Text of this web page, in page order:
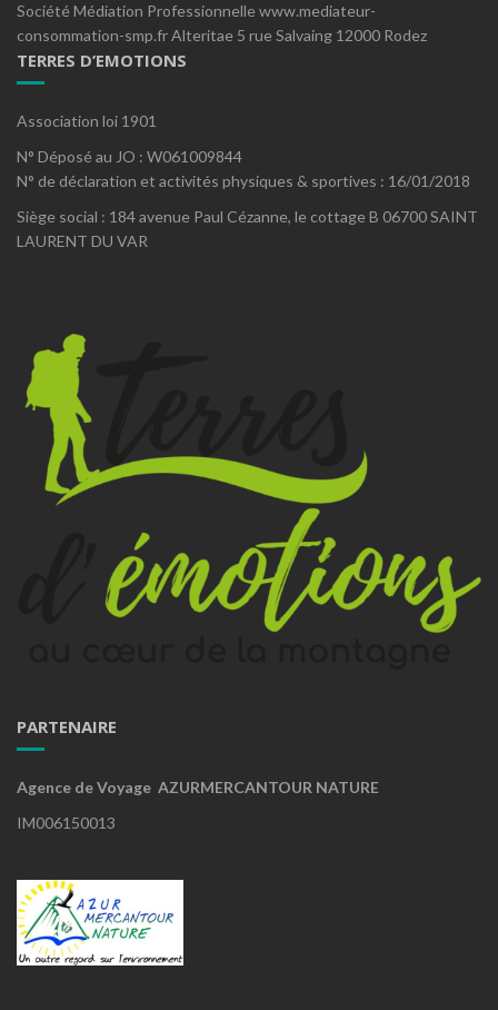
Société Médiation Professionnelle www.mediateur-
consommation-smp.fr Alteritae 5 rue Salvaing 12000 Rodez
TERRES D’EMOTIONS
Association loi 1901
N° Déposé au JO : W061009844
N° de déclaration et activités physiques & sportives : 16/01/2018
Siège social : 184 avenue Paul Cézanne, le cottage B 06700 SAINT
LAURENT DU VAR
PARTENAIRE
Agence de Voyage AZURMERCANTOUR NATURE
IM006150013